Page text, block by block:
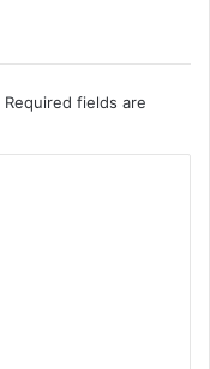
Required fields are